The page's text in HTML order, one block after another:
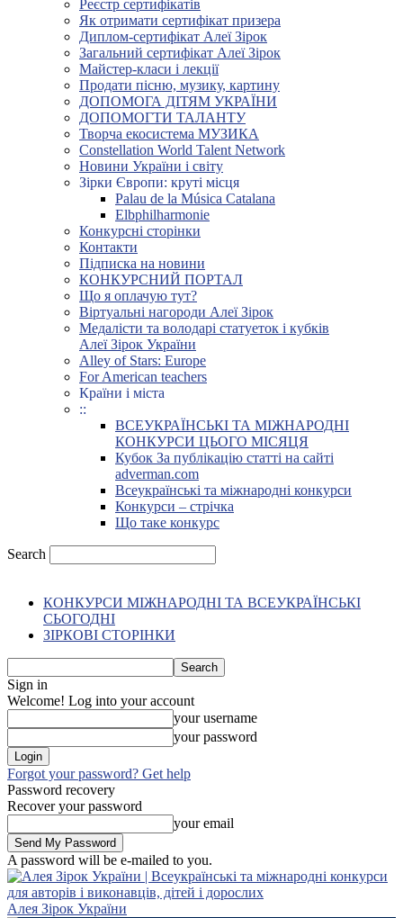
Реєстр сертифікатів
Як отримати сертифікат призера
Диплом-сертифікат Алеї Зірок
Загальний сертифікат Алеї Зірок
Майстер-класи і лекції
Продати пісню, музику, картину
ДОПОМОГА ДІТЯМ УКРАЇНИ
ДОПОМОГТИ ТАЛАНТУ
Творча екосистема МУЗИКА
Constellation World Talent Network
Новини України і світу
Зірки Європи: круті місця
Palau de la Música Catalana
Elbphilharmonie
Конкурсні сторінки
Контакти
Підписка на новини
КОНКУРСНИЙ ПОРТАЛ
Що я оплачую тут?
Віртуальні нагороди Алеї Зірок
Медалісти та володарі статуеток і кубків
Алеї Зірок України
Alley of Stars: Europe
For American teachers
Країни і міста
::
ВСЕУКРАЇНСЬКІ ТА МІЖНАРОДНІ
КОНКУРСИ ЦЬОГО МІСЯЦЯ
Кубок За публікацію статті на сайті
adverman.com
Всеукраїнські та міжнародні конкурси
Конкурси – стрічка
Що таке конкурс
Search
КОНКУРСИ МІЖНАРОДНІ ТА ВСЕУКРАЇНСЬКІ
СЬОГОДНІ
ЗІРКОВІ СТОРІНКИ
Sign in
Welcome! Log into your account
your username
your password
Forgot your password? Get help
Password recovery
Recover your password
your email
A password will be e-mailed to you.
Алея Зірок України